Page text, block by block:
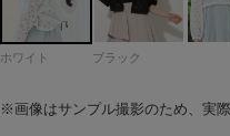
ホワイト ブラック
※画像はサンプル撮影のため、実